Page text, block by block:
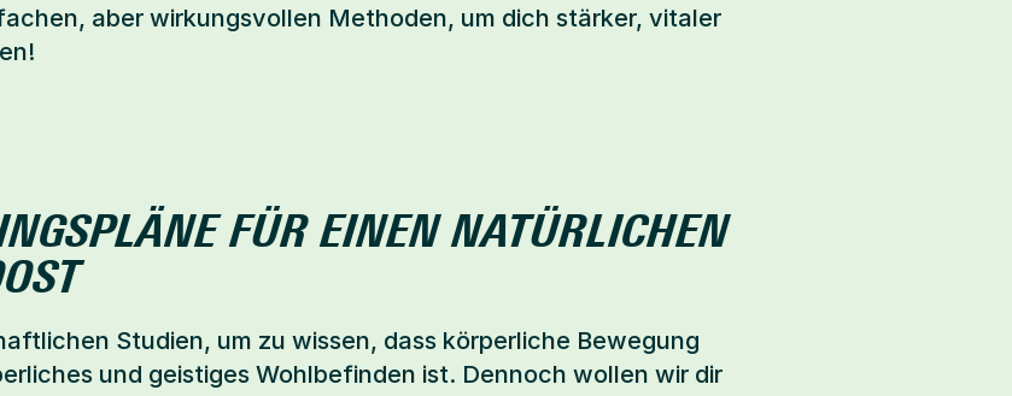
aber wirkungsvollen Methoden, um dich stärker, vitaler
FÜR EINEN NATÜRLICHEN
Studien, um zu wissen, dass körperliche Bewegung
und geistiges Wohlbefinden ist. Dennoch wollen wir dir